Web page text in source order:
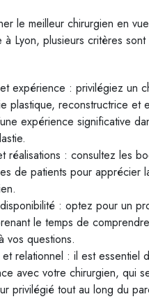
le meilleur chirurgien en vue
à Lyon, plusieurs critères
expérience : privilégiez un
plastique, reconstructrice et
expérience significative
réalisations : consultez les
de patients pour apprécier
: optez pour un
le temps de
vos questions.
relationnel : il est essentiel
avec votre chirurgien, qui
privilégié tout au long du